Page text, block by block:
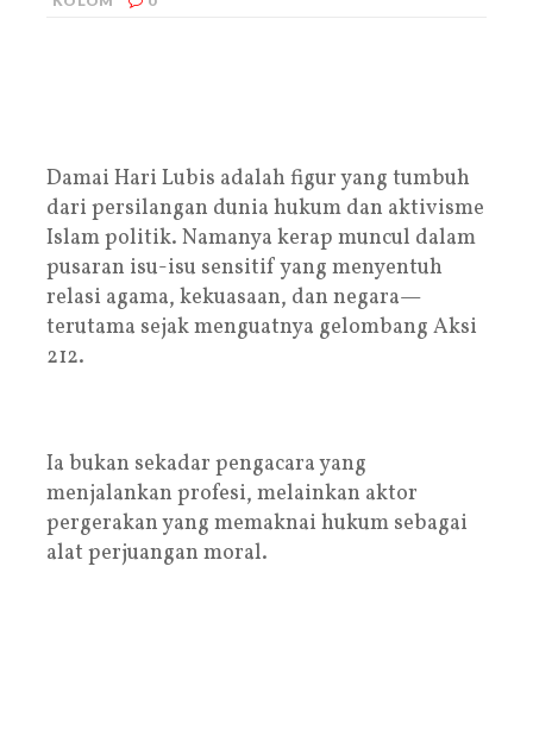
Damai Hari Lubis adalah figur yang tumbuh
dari persilangan dunia hukum dan aktivisme
Islam politik. Namanya kerap muncul dalam
pusaran isu-isu sensitif yang menyentuh
relasi agama, kekuasaan, dan negara—
terutama sejak menguatnya gelombang Aksi
212.
Ia bukan sekadar pengacara yang
menjalankan profesi, melainkan aktor
pergerakan yang memaknai hukum sebagai
alat perjuangan moral.